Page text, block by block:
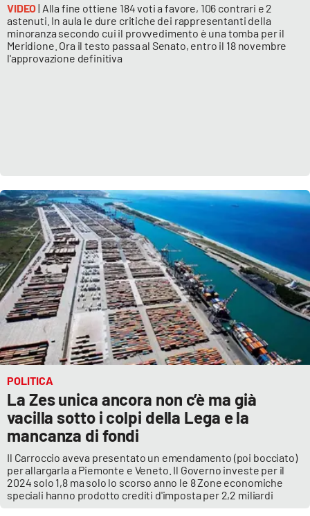
VIDEO| Alla fine ottiene 184 voti a favore, 106 contrari e 2
astenuti. In aula le dure critiche dei rappresentanti della
minoranza secondo cui il provvedimento è una tomba per il
Meridione. Ora il testo passa al Senato, entro il 18 novembre
l'approvazione definitiva
POLITICA
La Zes unica ancora non c’è ma già
vacilla sotto i colpi della Lega e la
mancanza di fondi
Il Carroccio aveva presentato un emendamento (poi bocciato)
per allargarla a Piemonte e Veneto. Il Governo investe per il
2024 solo 1,8 ma solo lo scorso anno le 8 Zone economiche
speciali hanno prodotto crediti d'imposta per 2,2 miliardi